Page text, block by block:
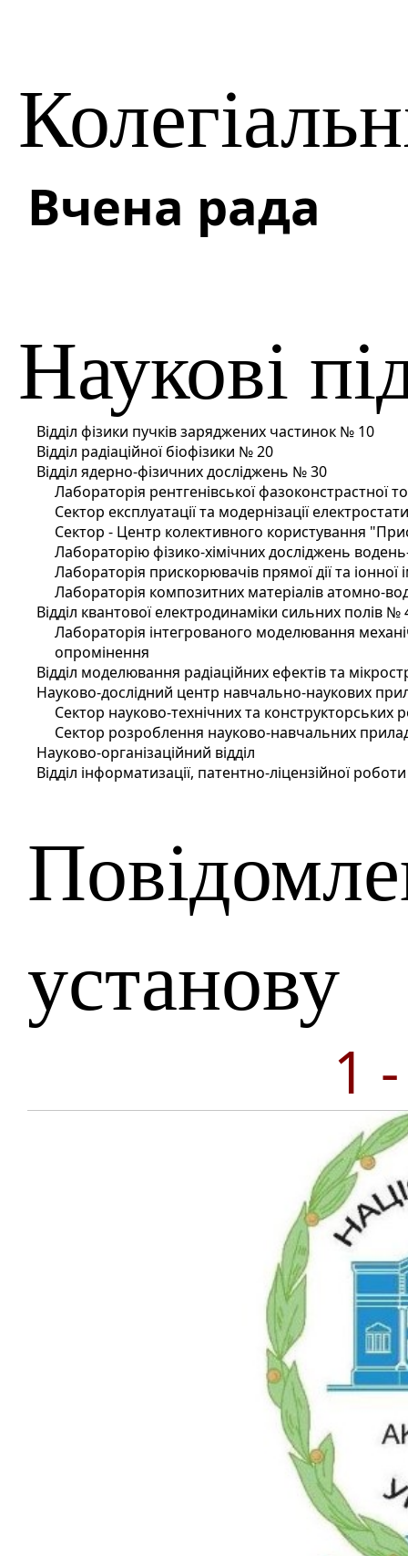
Вчена рада
Наукові
Відділ фізики пучків заряджених частинок № 10
Відділ радіаційної біофізики № 20
Вiддiл ядерно-фiзичних дослiджень № 30
Лабораторія рентгенівської фазоконстрастної
Сектор експлуатації та модернізації
Сектор - Центр колективного користування
Лабораторію фізико-хімічних досліджень
Лабораторія прискорювачів прямої дії та іонної
Лабораторія композитних матеріалів атомно-
Відділ квантової електродинаміки сильних полів №
Лабораторія інтегрованого моделювання
опромінення
Відділ моделювання радіаційних ефектів та
Науково-дослідний центр навчально-наукових
Сектор науково-технічних та конструкторських
Сектор розроблення науково-навчальних
Науково-організаційний відділ
Відділ інформатизації, патентно-ліцензійної
установу
1